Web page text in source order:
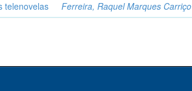
telenovelas Ferreira, Raquel Marques Carriço